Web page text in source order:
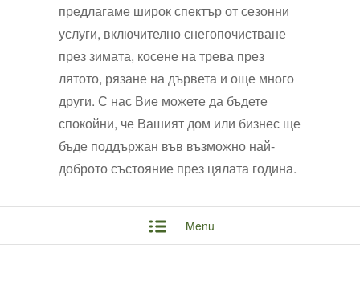
предлагаме широк спектър от сезонни
услуги, включително снегопочистване
през зимата, косене на трева през
лятото, рязане на дървета и още много
други. С нас Вие можете да бъдете
спокойни, че Вашият дом или бизнес ще
бъде поддържан във възможно най-
доброто състояние през цялата година.
Menu